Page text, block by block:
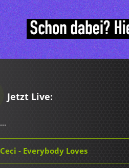
Jetzt Live:
...
Ceci - Everybody Loves